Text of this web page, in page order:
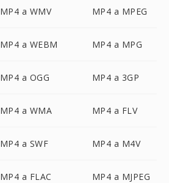
MP4 a WMV MP4 a MPEG
MP4 a WEBM MP4 a MPG
MP4 a OGG MP4 a 3GP
MP4 a WMA MP4 a FLV
MP4 a SWF MP4 a M4V
MP4 a FLAC MP4 a MJPEG